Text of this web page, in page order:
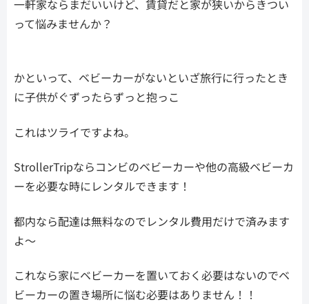
一軒家ならまだいいけど、賃貸だと家が狭いからきつい
って悩みませんか？
かといって、ベビーカーがないといざ旅行に行ったとき
に子供がぐずったらずっと抱っこ
これはツライですよね。
StrollerTripならコンビのベビーカーや他の高級ベビーカ
ーを必要な時にレンタルできます！
都内なら配達は無料なのでレンタル費用だけで済みます
よ〜
これなら家にベビーカーを置いておく必要はないのでベ
ビーカーの置き場所に悩む必要はありません！！